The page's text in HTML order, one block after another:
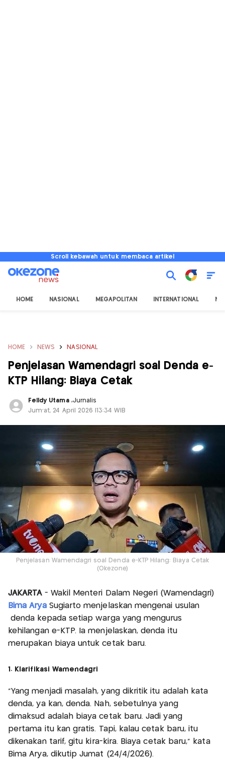
Scroll kebawah untuk membaca artikel
HOME NASIONAL MEGAPOLITAN INTERNATIONAL
HOME NEWS NASIONAL
Penjelasan Wamendagri soal Denda e-
KTP Hilang: Biaya Cetak
Felldy Utama ,Jurnalis
Jum'at, 24 April 2026 |13:34 WIB
Penjelasan Wamendagri soal Denda e-KTP Hilang: Biaya Cetak
(Okezone)
JAKARTA- Wakil Menteri Dalam Negeri (Wamendagri)
Bima AryaSugiarto menjelaskan mengenai usulan
denda kepada setiap warga yang mengurus
kehilangan e-KTP. Ia menjelaskan, denda itu
merupakan biaya untuk cetak baru.
1. Klarifikasi Wamendagri
"Yang menjadi masalah, yang dikritik itu adalah kata
denda, ya kan, denda. Nah, sebetulnya yang
dimaksud adalah biaya cetak baru. Jadi yang
pertama itu kan gratis. Tapi, kalau cetak baru, itu
dikenakan tarif, gitu kira-kira. Biaya cetak baru," kata
Bima Arya, dikutip Jumat (24/4/2026).